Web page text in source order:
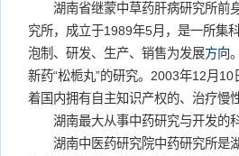
湖南省继蒙中草药肝病研究所前身
究所，成立于1989年5月，是一所集
泡制、研发、生产、销售为发展方向
新药“松栀丸”的研究。2003年12月
着国内拥有自主知识产权的、治疗慢
湖南最大从事中药研究与开发的
湖南中医药研究院中药研究所是湖